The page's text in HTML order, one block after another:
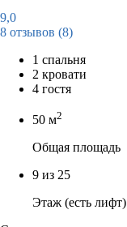
9,0
8 отзывов (8)
1 спальня
2 кровати
4 гостя
50 м2
Общая площадь
9 из 25
Этаж (есть лифт)